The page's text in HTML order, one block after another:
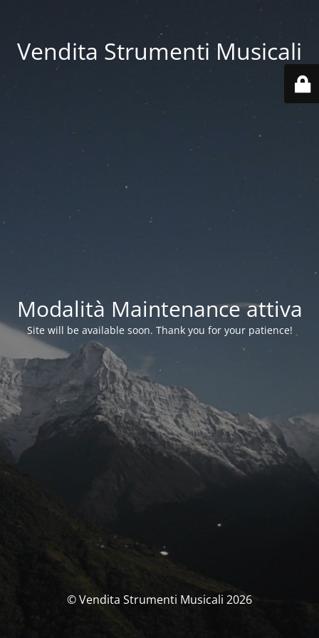
Vendita Strumenti Musicali
Modalità Maintenance attiva
Site will be available soon. Thank you for your patience!
© Vendita Strumenti Musicali 2026